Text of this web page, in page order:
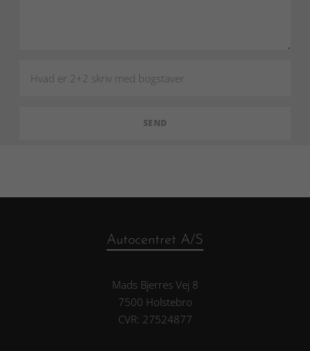
Autocentret A/S
Mads Bjerres Vej 8
7500 Holstebro
CVR: 27524877